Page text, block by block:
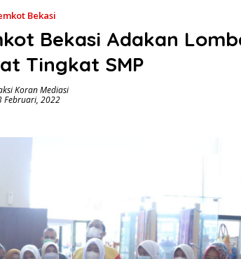
Bekasi
Bekasi Adakan
Tingkat SMP
Koran Mediasi
Februari, 2022